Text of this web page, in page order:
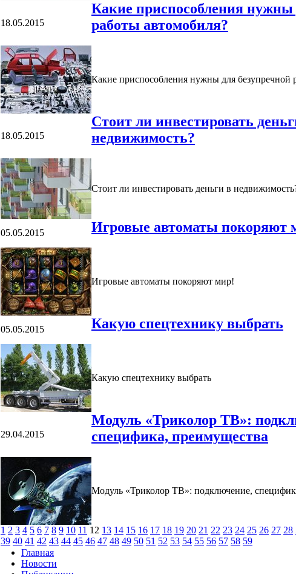
18.05.2015
Какие приспособления нужны
работы автомобиля?
Какие приспособления нужны для безупречной
18.05.2015
Стоит ли инвестировать
недвижимость?
Стоит ли инвестировать деньги в
05.05.2015 Игровые автоматы покоряют
Игровые автоматы покоряют мир!
05.05.2015 Какую спецтехнику выбрать
Какую спецтехнику выбрать
29.04.2015
Модуль «Триколор ТВ»:
специфика, преимущества
Модуль «Триколор ТВ»: подключение,
1 2 3 4 5 6 7 8 9 10 11 12 13 14 15 16 17 18 19 20 21 22 23 24 25 26 27 28
39 40 41 42 43 44 45 46 47 48 49 50 51 52 53 54 55 56 57 58 59
Главная
Новости